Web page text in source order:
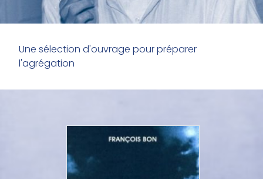
Une sélection d'ouvrage pour préparer
l'agrégation